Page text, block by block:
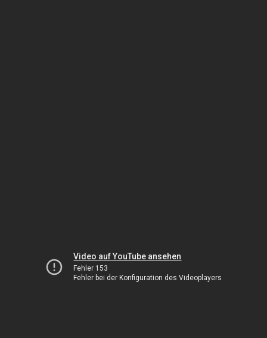
Video auf YouTube ansehen
Fehler 153
Fehler bei der Konfiguration des Videoplayers